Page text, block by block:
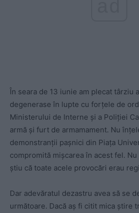
În seara de 13 iunie am plecat târziu
degenerase în lupte cu forțele de
Ministerului de Interne și a Poliției
armă și furt de armamament. Nu
demonstranții pașnici din Piața
compromită mișcarea în acest fel. Nu
știu că toate acele provocări erau
Dar adevăratul dezastru avea să se
următoare. Dacă aș fi citit mica știre